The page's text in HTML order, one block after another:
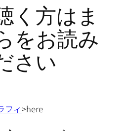
く方はま
をお読み
さい
フィ>here